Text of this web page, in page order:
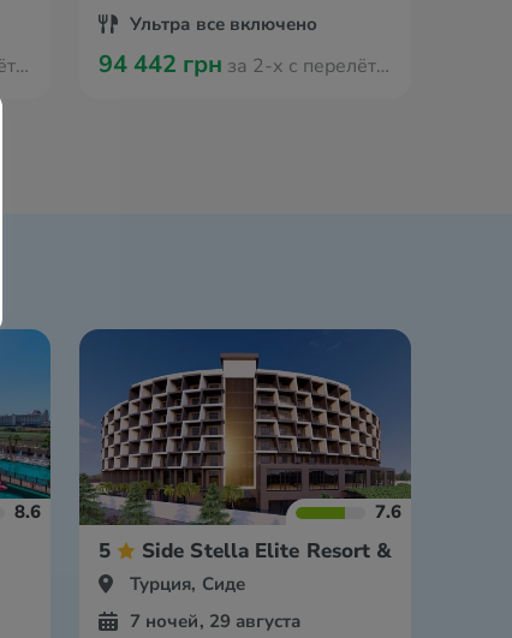
Ультра все включено
94 442 грн за 2-х с перелётом из Варшавы
8.6 7.6
5 Side Stella Elite Resort & Spa
Турция, Сиде
7 ночей, 29 августа